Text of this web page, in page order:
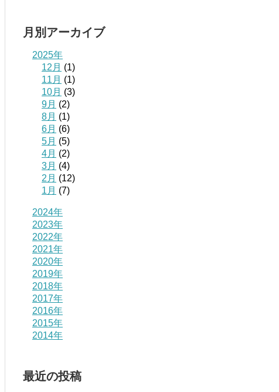
月別アーカイブ
2025年
12月 (1)
11月 (1)
10月 (3)
9月 (2)
8月 (1)
6月 (6)
5月 (5)
4月 (2)
3月 (4)
2月 (12)
1月 (7)
2024年
2023年
2022年
2021年
2020年
2019年
2018年
2017年
2016年
2015年
2014年
最近の投稿